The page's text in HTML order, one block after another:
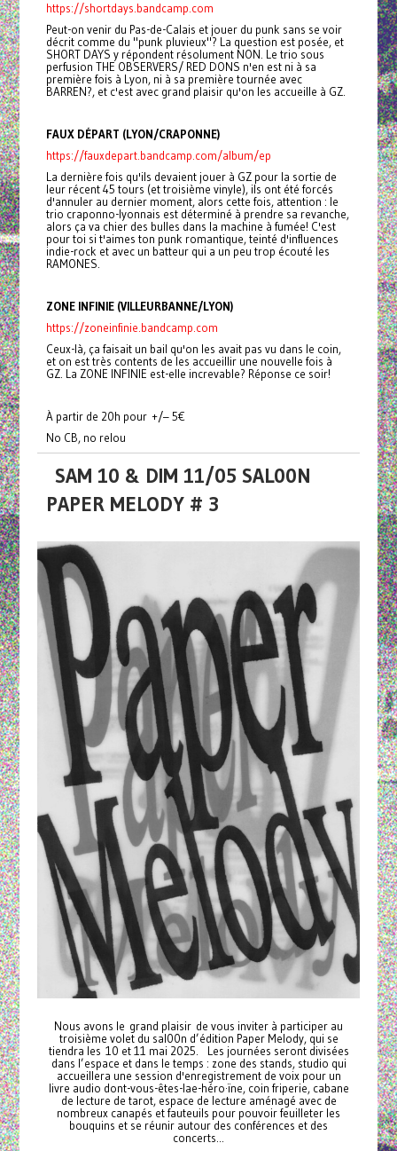
https://shortdays.bandcamp.com
Peut-on venir du Pas-de-Calais et jouer du punk sans se voir
décrit comme du "punk pluvieux"? La question est posée, et
SHORT DAYS y répondent résolument NON. Le trio sous
perfusion THE OBSERVERS/ RED DONS n'en est ni à sa
première fois à Lyon, ni à sa première tournée avec
BARREN?, et c'est avec grand plaisir qu'on les accueille à GZ.
FAUX DÉPART (LYON/CRAPONNE)
https://fauxdepart.bandcamp.com/album/ep
La dernière fois qu'ils devaient jouer à GZ pour la sortie de
leur récent 45 tours (et troisième vinyle), ils ont été forcés
d'annuler au dernier moment, alors cette fois, attention : le
trio craponno-lyonnais est déterminé à prendre sa revanche,
alors ça va chier des bulles dans la machine à fumée! C'est
pour toi si t'aimes ton punk romantique, teinté d'influences
indie-rock et avec un batteur qui a un peu trop écouté les
RAMONES.
ZONE INFINIE (VILLEURBANNE/LYON)
https://zoneinfinie.bandcamp.com
Ceux-là, ça faisait un bail qu'on les avait pas vu dans le coin,
et on est très contents de les accueillir une nouvelle fois à
GZ. La ZONE INFINIE est-elle increvable? Réponse ce soir!
À partir de 20h pour +/– 5€
No CB, no relou
SAM 10 & DIM 11/05 SAL00N
PAPER MELODY # 3
Nous avons le grand plaisir de vous inviter à participer au
troisième volet du sal00n d’édition Paper Melody, qui se
tiendra les 10 et 11 mai 2025. Les journées seront divisées
dans l’espace et dans le temps : zone des stands, studio qui
accueillera une session d'enregistrement de voix pour un
livre audio dont-vous-êtes-lae-héro·ïne, coin friperie, cabane
de lecture de tarot, espace de lecture aménagé avec de
nombreux canapés et fauteuils pour pouvoir feuilleter les
bouquins et se réunir autour des conférences et des
concerts...